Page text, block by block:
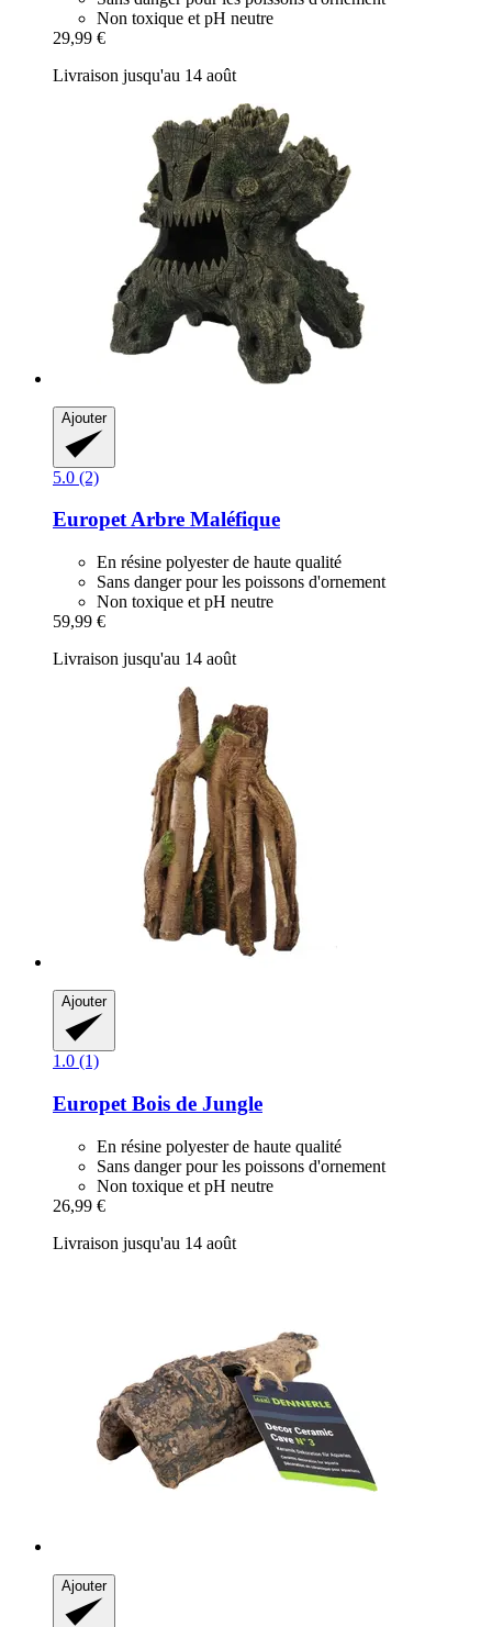
Non toxique et pH neutre
29,99 €
Livraison jusqu'au 14 août
Ajouter
5.0 (2)
EuropetArbre Maléfique
En résine polyester de haute qualité
Sans danger pour les poissons d'ornement
Non toxique et pH neutre
59,99 €
Livraison jusqu'au 14 août
Ajouter
1.0 (1)
Europet Bois de Jungle
En résine polyester de haute qualité
Sans danger pour les poissons d'ornement
Non toxique et pH neutre
26,99 €
Livraison jusqu'au 14 août
Ajouter